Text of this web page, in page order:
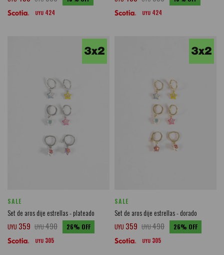
UYU 424 UYU 424
SALE
Set de aros dije estrellas - plateado
UYU 359 UYU490 26
UYU 305
SALE
Set de aros dije estrellas - dorado
UYU 359 UYU490 26
UYU 305